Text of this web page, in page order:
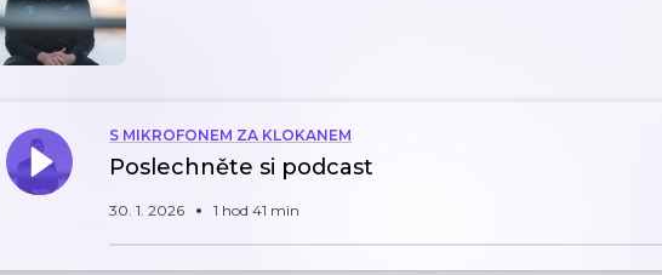
S MIKROFONEM ZA KLOKANEM
Poslechněte si podcast
30. 1. 2026 1 hod 41 min